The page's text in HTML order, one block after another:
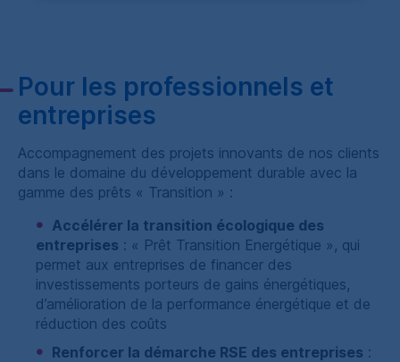
Pour les professionnels et
entreprises
Accompagnement des projets innovants de nos clients
dans le domaine du développement durable avec la
gamme des prêts « Transition » :
Accélérer la transition écologique des
entreprises : « Prêt Transition Energétique », qui
permet aux entreprises de financer des
investissements porteurs de gains énergétiques,
d’amélioration de la performance énergétique et de
réduction des coûts
Renforcer la démarche RSE des entreprises :